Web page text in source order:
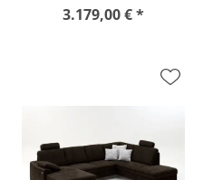
3.179,00 € *